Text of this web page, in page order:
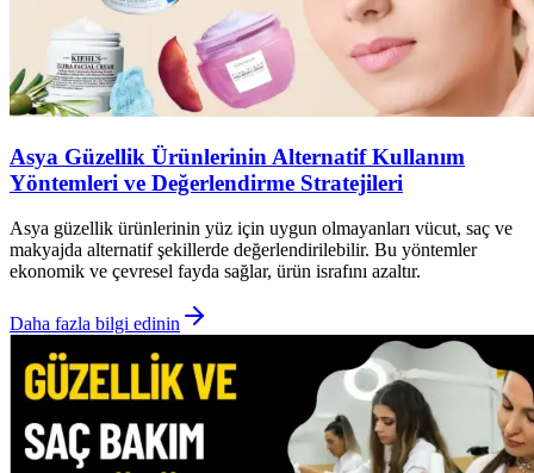
Asya Güzellik Ürünlerinin Alternatif Kullanım
Yöntemleri ve Değerlendirme Stratejileri
Asya güzellik ürünlerinin yüz için uygun olmayanları vücut, saç ve
makyajda alternatif şekillerde değerlendirilebilir. Bu yöntemler
ekonomik ve çevresel fayda sağlar, ürün israfını azaltır.
Daha fazla bilgi edinin